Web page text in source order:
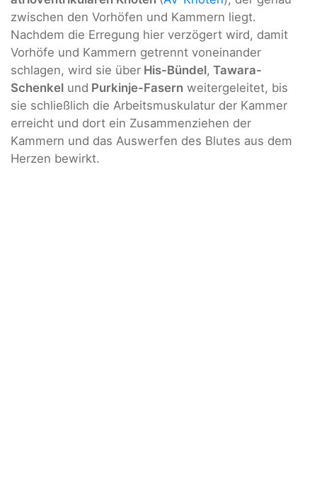
zwischen den Vorhöfen und Kammern liegt.
Nachdem die Erregung hier verzögert wird, damit
Vorhöfe und Kammern getrennt voneinander
schlagen, wird sie über His-Bündel, Tawara-
Schenkel und Purkinje-Fasern weitergeleitet, bis
sie schließlich die Arbeitsmuskulatur der Kammer
erreicht und dort ein Zusammenziehen der
Kammern und das Auswerfen des Blutes aus dem
Herzen bewirkt.